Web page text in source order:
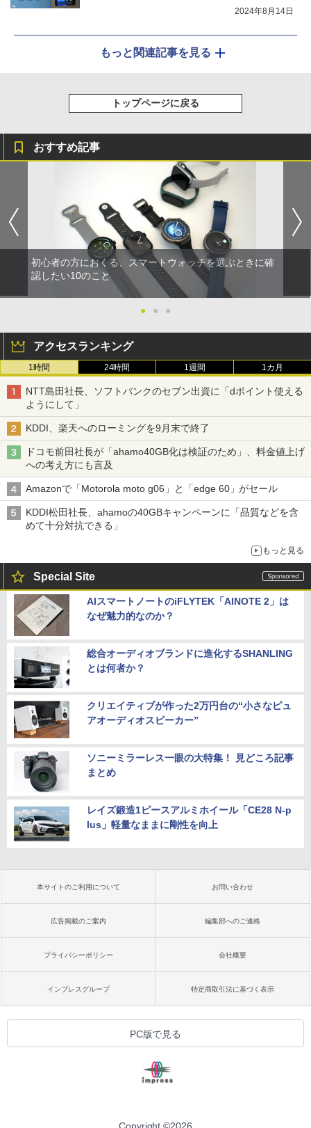
2024年8月14日
もっと関連記事を見る
トップページに戻る
おすすめ記事
初心者の方におくる、スマートウォッチを選ぶときに確
認したい10のこと
● ● ●
アクセスランキング
1時間 24時間 1週間 1カ月
NTT島田社長、ソフトバンクのセブン出資に「dポイント使える
ようにして」
KDDI、楽天へのローミングを9月末で終了
ドコモ前田社長が「ahamo40GB化は検証のため」、料金値上げ
への考え方にも言及
Amazonで「Motorola moto g06」と「edge 60」がセール
KDDI松田社長、ahamoの40GBキャンペーンに「品質などを含
めて十分対抗できる」
もっと見る
Special Site
AIスマートノートのiFLYTEK「AINOTE 2」は
なぜ魅力的なのか？
総合オーディオブランドに進化するSHANLING
とは何者か？
クリエイティブが作った2万円台の“小さなピュ
アオーディオスピーカー”
ソニーミラーレス一眼の大特集！ 見どころ記事
まとめ
レイズ鍛造1ピースアルミホイール「CE28 N-p
lus」軽量なままに剛性を向上
本サイトのご利用について お問い合わせ
広告掲載のご案内 編集部へのご連絡
プライバシーポリシー 会社概要
インプレスグループ 特定商取引法に基づく表示
PC版で見る